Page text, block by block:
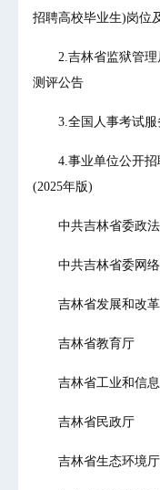
招聘高校毕业生)岗位
2.吉林省监狱管理
测评公告
3.全国人事考试服
4.事业单位公开招
(2025年版)
中共吉林省委政法
中共吉林省委网络
吉林省发展和改革
吉林省教育厅
吉林省工业和信息
吉林省民政厅
吉林省生态环境厅